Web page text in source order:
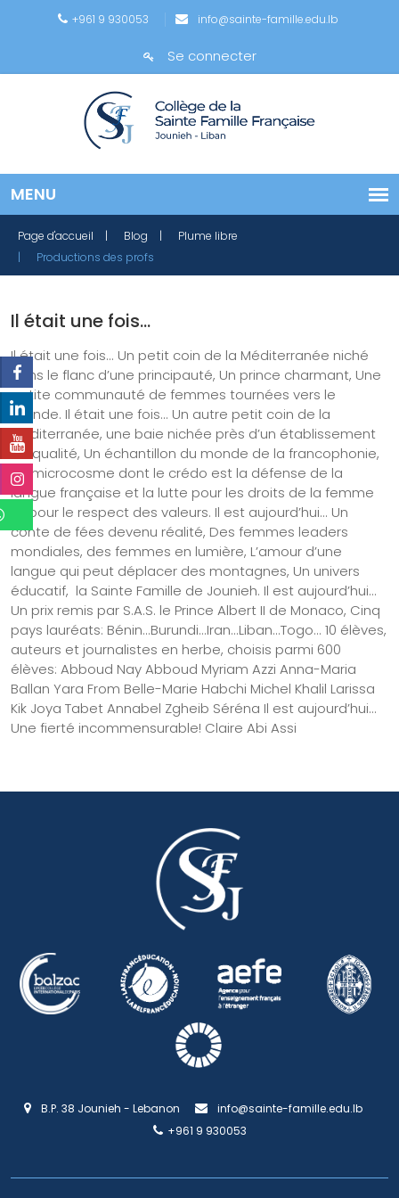
+961 9 930053 info@sainte-famille.edu.lb
Se connecter
Page d'accueil | Blog
| Plume libre
| Productions des profs
Il était une fois...
Il était une fois... Un petit coin de la Méditerranée niché
dans le flanc d’une principauté, Un prince charmant, Une
petite communauté de femmes tournées vers le
monde. Il était une fois... Un autre petit coin de la
Méditerranée, une baie nichée près d’un établissement
de qualité, Un échantillon du monde de la francophonie,
Un microcosme dont le crédo est la défense de la
langue française et la lutte pour les droits de la femme
et pour le respect des valeurs. Il est aujourd’hui... Un
conte de fées devenu réalité, Des femmes leaders
mondiales, des femmes en lumière, L’amour d’une
langue qui peut déplacer des montagnes, Un univers
éducatif, la Sainte Famille de Jounieh. Il est aujourd’hui...
Un prix remis par S.A.S. le Prince Albert II de Monaco, Cinq
pays lauréats: Bénin...Burundi...Iran...Liban...Togo... 10 élèves,
auteurs et journalistes en herbe, choisis parmi 600
élèves: Abboud Nay Abboud Myriam Azzi Anna-Maria
Ballan Yara From Belle-Marie Habchi Michel Khalil Larissa
Kik Joya Tabet Annabel Zgheib Séréna Il est aujourd’hui...
Une fierté incommensurable! Claire Abi Assi
B.P. 38 Jounieh - Lebanon
info@sainte-famille.edu.lb
+961 9 930053